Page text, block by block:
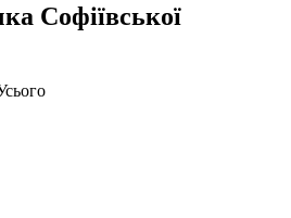
Софіївської